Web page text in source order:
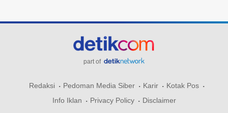
part of
Redaksi Pedoman Media Siber Karir
Kotak Pos
Info Iklan
Privacy Policy Disclaimer